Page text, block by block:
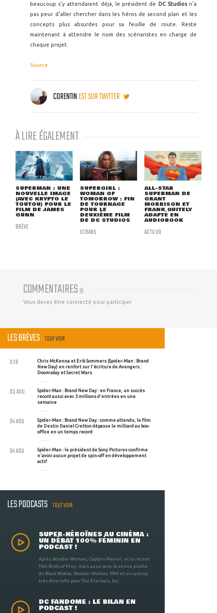
beaucoup s'y attendaient déjà, le président de DC Studiosn'a
pas peur d'aller chercher dans les héros de second plan et les
concepts plus absurdes pour sa feuille de route. Reste
maintenant à attendre le nom des scénaristes en charge de
chaque projet.
Source
CORENTINEST SUR TWITTER
À LIRE ÉGALEMENT
SUPERMAN : UNE
NOUVELLE IMAGE
(AVEC KRYPTO LE
TOUTOU) POUR LE
FILM DE JAMES
GUNN
BRÈVE
SUPERGIRL :
WOMAN OF
TOMORROW : FIN
DE TOURNAGE
POUR LE
DEUXIÈME FILM
DE DC STUDIOS
ECRANS
ALL-STAR
SUPERMAN DE
GRANT
MORRISON ET
FRANK QUITELY
ADAPTÉ EN
AUDIOBOOK
ACTU VO
COMMENTAIRES (0)
Vous devez être connecté pour participer
LES BRÈVES TOUT VOIR
Chris McKenna et Erik Sommers (Spider-Man : Brand
New Day) en renfort sur l'écriture de Avengers :
Doomsday et Secret Wars
11:19
Spider-Man : Brand New Day : en France, un succès
record aussi avec 3 millions d'entrées en une
semaine
05 AOU
Spider-Man : Brand New Day : comme attendu, le film
de Destin Daniel Cretton dépasse le milliard au box-
office en un temps record
04 AOU
Spider-Man : le président de Sony Pictures confirme
n'avoir aucun projet de spin-off en développement
actif
04 AOU
LES PODCASTS TOUT VOIR
SUPER-HÉROÏNES AU CINÉMA :
UN DÉBAT 100% FÉMININ EN
PODCAST !
Après Wonder Woman, Captain Marvel, et le récent
film Birds of Prey, mais aussi avec la venue proche
de Black Widow, Wonder Woman 1984 et un casting
très diversifié pour The Eternals, les ...
DC FANDOME : LE BILAN EN
PODCAST !